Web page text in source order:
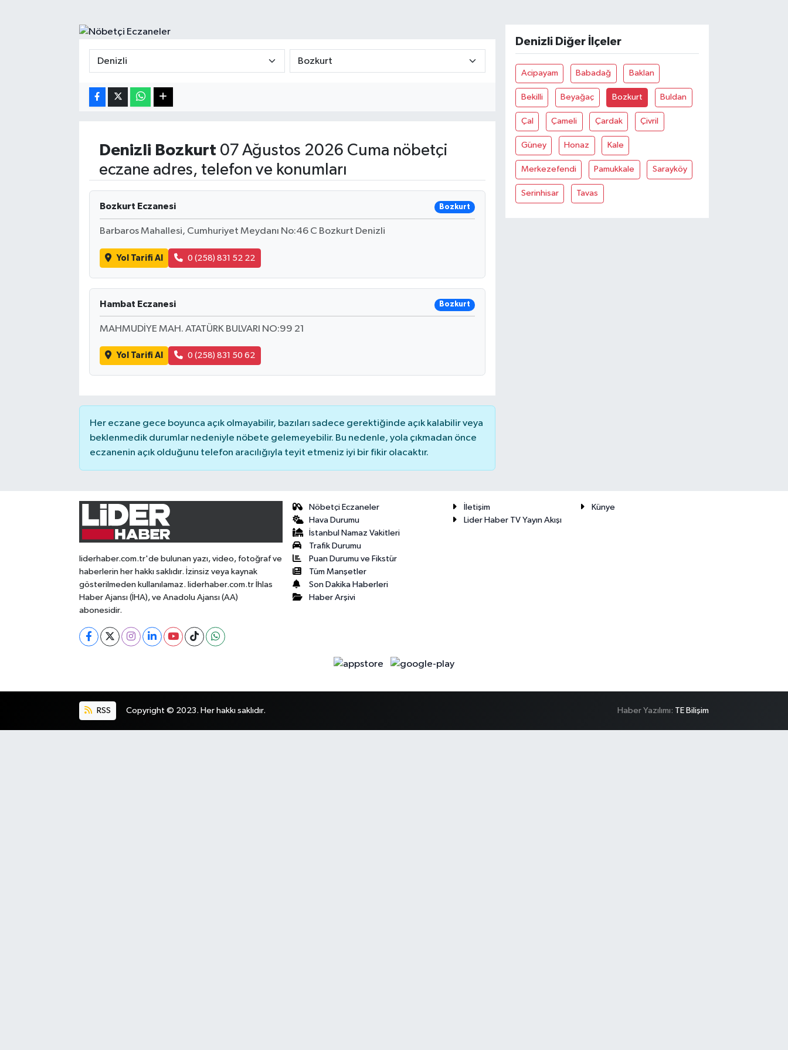
Denizli Bozkurt 07 Ağustos 2026 Cuma nöbetçi
eczane adres, telefon ve konumları
Bozkurt Eczanesi Bozkurt
Barbaros Mahallesi, Cumhuriyet Meydanı No:46 C Bozkurt Denizli
Yol Tarifi Al 0 (258) 831 52 22
Hambat Eczanesi Bozkurt
MAHMUDİYE MAH. ATATÜRK BULVARI NO:99 21
Yol Tarifi Al 0 (258) 831 50 62
Her eczane gece boyunca açık olmayabilir, bazıları sadece gerektiğinde açık kalabilir veya
beklenmedik durumlar nedeniyle nöbete gelemeyebilir. Bu nedenle, yola çıkmadan önce
eczanenin açık olduğunu telefon aracılığıyla teyit etmeniz iyi bir fikir olacaktır.
Denizli Diğer İlçeler
Acipayam Babadağ Baklan
Bekilli Beyağaç Bozkurt Buldan
Çal Çameli Çardak Çivril
Güney Honaz Kale
Merkezefendi Pamukkale Sarayköy
Serinhisar Tavas
liderhaber.com.tr'de bulunan yazı, video, fotoğraf ve
haberlerin her hakkı saklıdır. İzinsiz veya kaynak
gösterilmeden kullanılamaz. liderhaber.com.tr İhlas
Haber Ajansı (İHA), ve Anadolu Ajansı (AA)
abonesidir.
Nöbetçi Eczaneler
Hava Durumu
İstanbul Namaz Vakitleri
Trafik Durumu
Puan Durumu ve Fikstür
Tüm Manşetler
Son Dakika Haberleri
Haber Arşivi
İletişim
Künye
Lider Haber TV Yayın Akışı
RSS Copyright © 2023. Her hakkı saklıdır. Haber Yazılımı: TE Bilişim
Kültür - Sanat